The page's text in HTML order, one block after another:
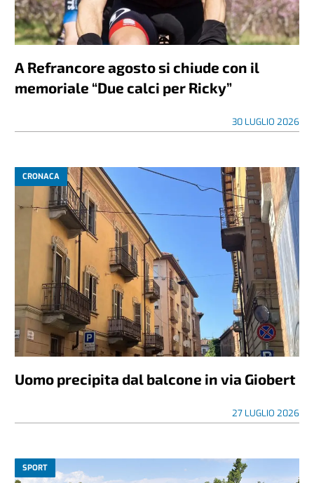
A Refrancore agosto si chiude con il
memoriale “Due calci per Ricky”
30 LUGLIO 2026
CRONACA
Uomo precipita dal balcone in via Giobert
27 LUGLIO 2026
SPORT